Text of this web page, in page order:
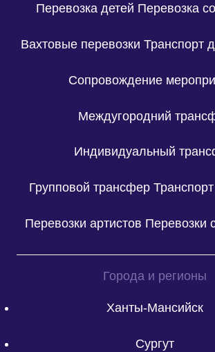
Перевозка детей Перевозка
Вахтовые перевозки Транспорт
Сопровождение
Междугородний
Индивидуальный
Групповой трансфер
Перевозки артистов Перевозки
Города и регионы
Ханты-Мансийск
Сургут